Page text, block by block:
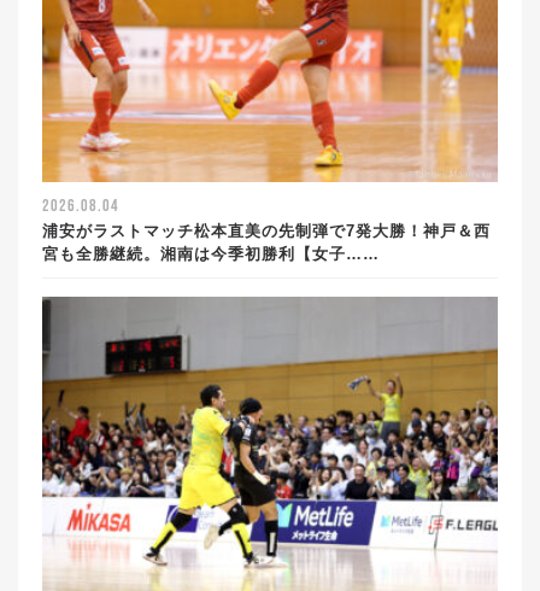
2026.08.04
浦安がラストマッチ松本直美の先制弾で7発大勝！神戸＆西
宮も全勝継続。湘南は今季初勝利【女子……